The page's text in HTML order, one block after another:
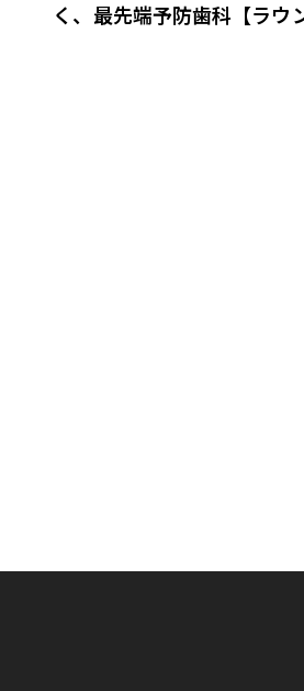
く、最先端予防歯科【ラウ